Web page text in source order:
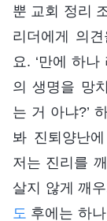
뿐 교회 정리
리더에게 의
요. ‘만에 하
의 생명을 망
는 거 아냐?’
봐 진퇴양난
저는 진리를
살지 않게 깨
도 후에는 하